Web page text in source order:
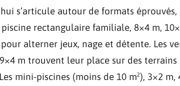
s’articule autour de formats éprouvés,
rectangulaire familiale, 8×4 m,
alterner jeux, nage et détente. Les
m trouvent leur place sur des terrains
mini-piscines (moins de 10 m²), 3×2 m,